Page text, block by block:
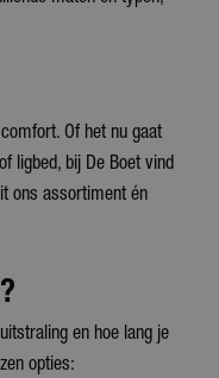
Of het nu gaat
ligbed, bij De Boet vind
ons assortiment én
en hoe lang je
opties: